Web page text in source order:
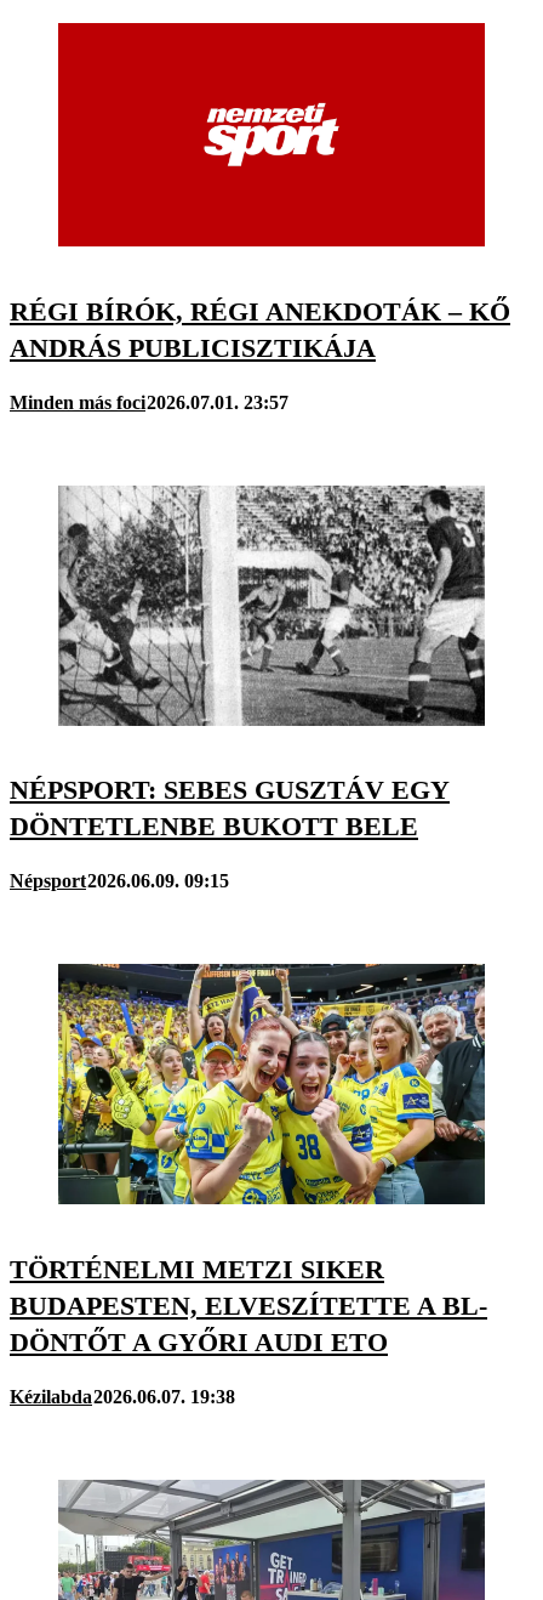
RÉGI BÍRÓK, RÉGI ANEKDOTÁK – KŐ
ANDRÁS PUBLICISZTIKÁJA
Minden más foci2026.07.01. 23:57
NÉPSPORT: SEBES GUSZTÁV EGY
DÖNTETLENBE BUKOTT BELE
Népsport2026.06.09. 09:15
TÖRTÉNELMI METZI SIKER
BUDAPESTEN, ELVESZÍTETTE A BL-
DÖNTŐT A GYŐRI AUDI ETO
Kézilabda2026.06.07. 19:38